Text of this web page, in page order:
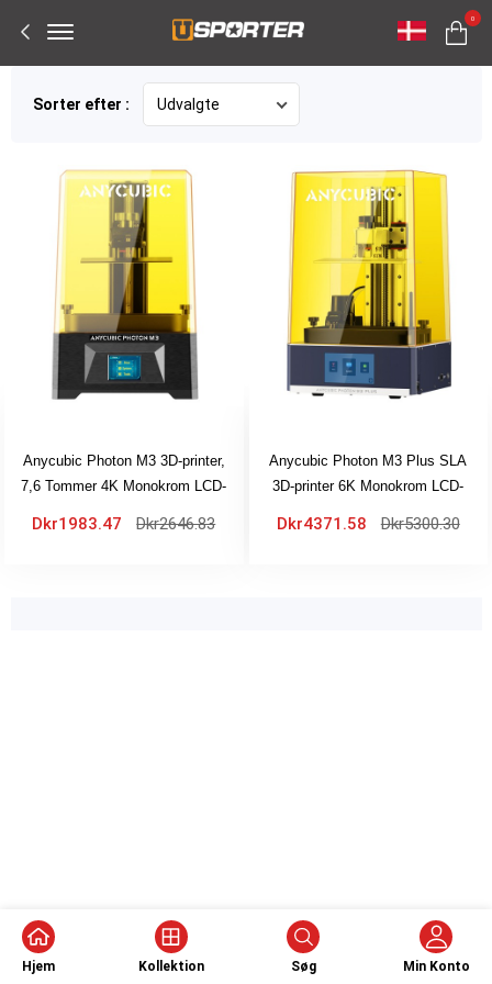
0
Hjem Kollektion Søg Min Konto
Sorter efter :
Anycubic Photon M3 3D-printer,
7,6 Tommer 4K Monokrom LCD-
Dkr1983.47 Dkr2646.83
Anycubic Photon M3 Plus SLA
3D-printer 6K Monokrom LCD-
Dkr4371.58 Dkr5300.30